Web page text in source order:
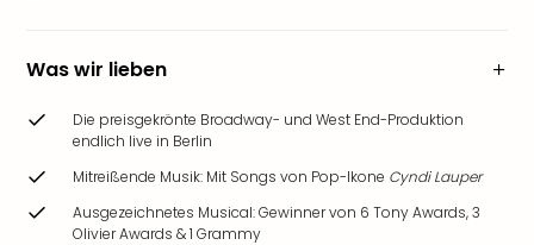
Was wir lieben
Die preisgekrönte Broadway- und West End-Produktion
endlich live in Berlin
Mitreißende Musik: Mit Songs von Pop-Ikone Cyndi Lauper
Ausgezeichnetes Musical: Gewinner von 6 Tony Awards, 3
Olivier Awards & 1 Grammy